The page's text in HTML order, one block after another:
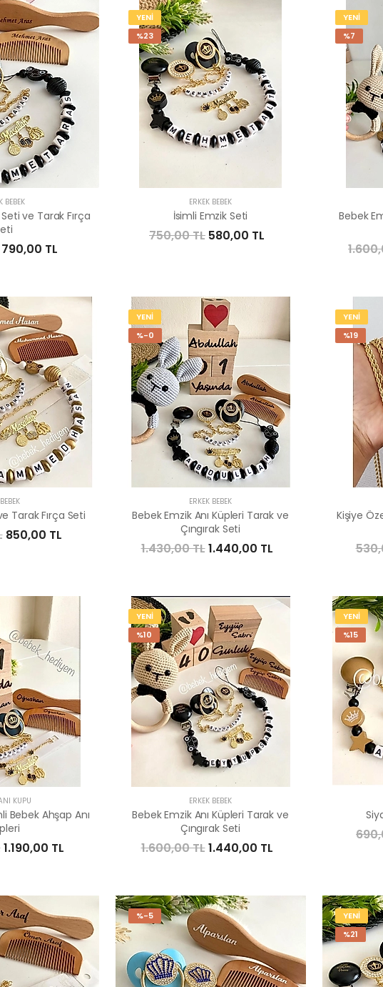
BEBEK
ve Tarak Fırça
790,00 TL
YENİ
%23
ERKEK BEBEK
İsimli Emzik Seti
750,00 TL 580,00 TL
YENİ
%7
Bebek
Tarak Fırça Seti
850,00 TL
YENİ
%-0
ERKEK BEBEK
Bebek Emzik Anı Küpleri Tarak ve
Çıngırak Seti
1.430,00 TL1.440,00 TL
YENİ
%19
Kişiye
KÜPÜ
Bebek Ahşap Anı
1.190,00 TL
YENİ
%10
ERKEK BEBEK
Bebek Emzik Anı Küpleri Tarak ve
Çıngırak Seti
1.600,00 TL1.440,00 TL
YENİ
%15
%-5
YENİ
%21